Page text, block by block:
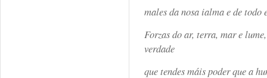
males da nosa ialma e de todo
Forzas do ar, terra, mar e
verdade
que tendes máis poder que a